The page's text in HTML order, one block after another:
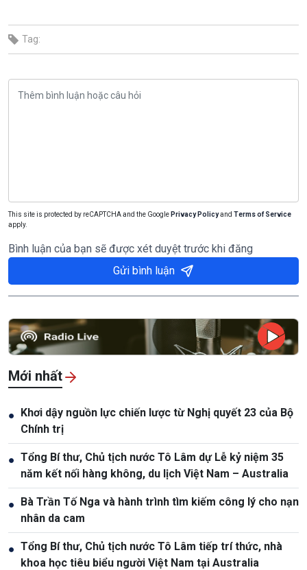
Tag:
This site is protected by reCAPTCHA and the Google Privacy Policyand Terms of Service
apply.
Bình luận của bạn sẽ được xét duyệt trước khi đăng
Gửi bình luận
Mới nhất
● Khơi dậy nguồn lực chiến lược từ Nghị quyết 23 của Bộ
Chính trị
● Tổng Bí thư, Chủ tịch nước Tô Lâm dự Lễ kỷ niệm 35
năm kết nối hàng không, du lịch Việt Nam – Australia
● Bà Trần Tố Nga và hành trình tìm kiếm công lý cho nạn
nhân da cam
● Tổng Bí thư, Chủ tịch nước Tô Lâm tiếp trí thức, nhà
khoa học tiêu biểu người Việt Nam tại Australia